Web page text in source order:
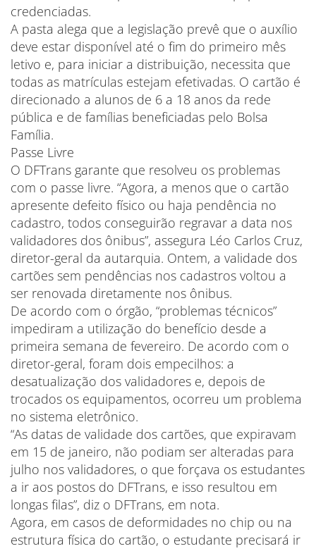
credenciadas.
A pasta alega que a legislação prevê que o auxílio
deve estar disponível até o fim do primeiro mês
letivo e, para iniciar a distribuição, necessita que
todas as matrículas estejam efetivadas. O cartão é
direcionado a alunos de 6 a 18 anos da rede
pública e de famílias beneficiadas pelo Bolsa
Família.
Passe Livre
O DFTrans garante que resolveu os problemas
com o passe livre. “Agora, a menos que o cartão
apresente defeito físico ou haja pendência no
cadastro, todos conseguirão regravar a data nos
validadores dos ônibus”, assegura Léo Carlos Cruz,
diretor-geral da autarquia. Ontem, a validade dos
cartões sem pendências nos cadastros voltou a
ser renovada diretamente nos ônibus.
De acordo com o órgão, “problemas técnicos”
impediram a utilização do benefício desde a
primeira semana de fevereiro. De acordo com o
diretor-geral, foram dois empecilhos: a
desatualização dos validadores e, depois de
trocados os equipamentos, ocorreu um problema
no sistema eletrônico.
“As datas de validade dos cartões, que expiravam
em 15 de janeiro, não podiam ser alteradas para
julho nos validadores, o que forçava os estudantes
a ir aos postos do DFTrans, e isso resultou em
longas filas”, diz o DFTrans, em nota.
Agora, em casos de deformidades no chip ou na
estrutura física do cartão, o estudante precisará ir